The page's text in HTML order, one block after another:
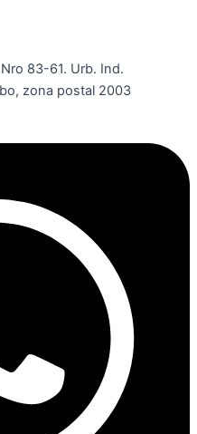
83-61. Urb. Ind.
zona postal 2003